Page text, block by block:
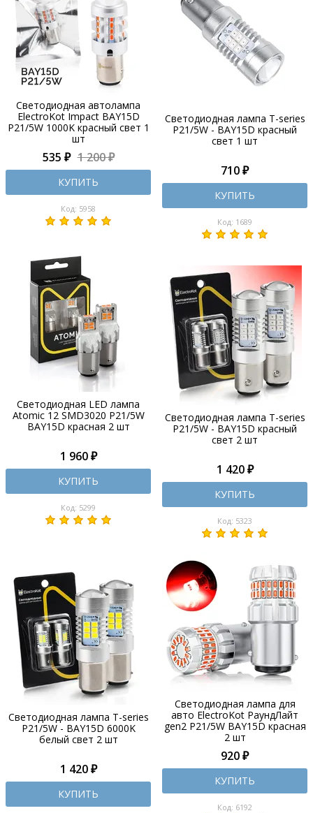
Светодиодная автолампа
ElectroKot Impact BAY15D
P21/5W 1000K красный свет 1
шт
535 ₽ 1 200 ₽
КУПИТЬ
Код: 5958
Светодиодная лампа T-series
P21/5W - BAY15D красный
свет 1 шт
710 ₽
КУПИТЬ
Код: 1689
Светодиодная LED лампа
Atomic 12 SMD3020 P21/5W
BAY15D красная 2 шт
1 960 ₽
КУПИТЬ
Код: 5299
Светодиодная лампа T-series
P21/5W - BAY15D красный
свет 2 шт
1 420 ₽
КУПИТЬ
Код: 5323
Светодиодная лампа T-series
P21/5W - BAY15D 6000K
белый свет 2 шт
1 420 ₽
КУПИТЬ
Светодиодная лампа для
авто ElectroKot РаундЛайт
gen2 P21/5W BAY15D красная
2 шт
920 ₽
КУПИТЬ
Код: 6192